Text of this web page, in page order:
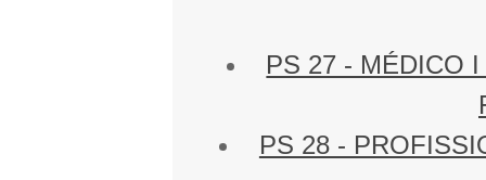
PS 27 - MÉDICO
PS 28 -